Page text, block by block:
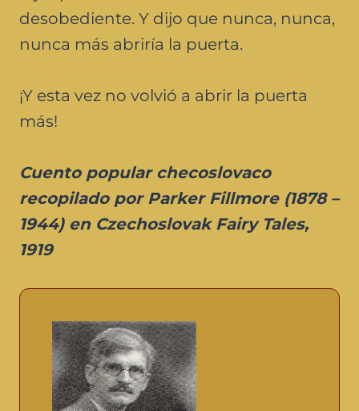
desobediente. Y dijo que nunca, nunca,
nunca más abriría la puerta.
¡Y esta vez no volvió a abrir la puerta
más!
Cuento popular checoslovaco
recopilado por Parker Fillmore (1878 –
1944) en Czechoslovak Fairy Tales,
1919